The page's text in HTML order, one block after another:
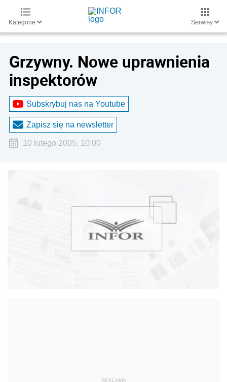
Kategorie Serwisy
Grzywny. Nowe uprawnienia
inspektorów
Subskrybuj nas na Youtube
Zapisz się na newsletter
10 lutego 2005, 10:00